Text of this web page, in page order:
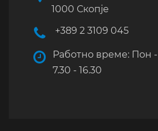
1000 Скопје
+389 2 3109 045
Работно време: Пон
7.30 - 16.30